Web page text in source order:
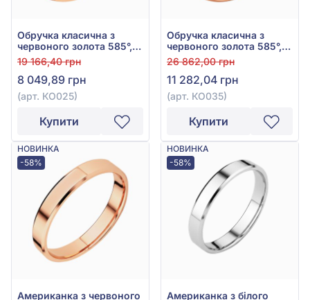
Обручка класична з
червоного золота 585°,
арт. КО025
19 166,40 грн
8 049,89 грн
(арт. КО025)
Купити
Обручка класична з
червоного золота 585°,
арт. КО035
26 862,00 грн
11 282,04 грн
(арт. КО035)
Купити
НОВИНКА
-58%
Американка з червоного
НОВИНКА
-58%
Американка з білого